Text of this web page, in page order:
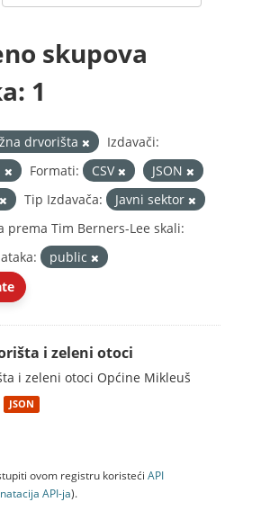
skupova
1
drvorišta
Izdavači:
Formati: CSV
JSON
Tip Izdavača:
Javni sektor
prema Tim Berners-Lee skali:
public
i zeleni otoci
i zeleni otoci Općine Mikleuš
JSON
ovom registru koristeći API
API-jа).